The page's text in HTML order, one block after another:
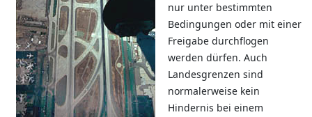
nur unter bestimmten
Bedingungen oder mit einer
Freigabe durchflogen
werden dürfen. Auch
Landesgrenzen sind
normalerweise kein
Hindernis bei einem